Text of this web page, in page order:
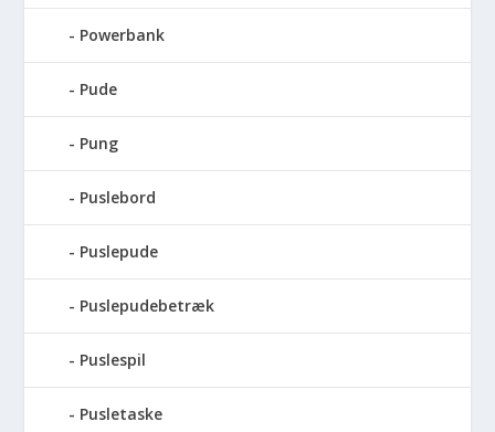
Powerbank
Pude
Pung
Puslebord
Puslepude
Puslepudebetræk
Puslespil
Pusletaske